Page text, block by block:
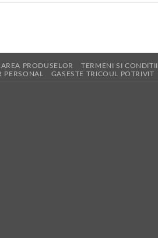
PRODUSELOR TERMENI SI CONDITII
PERSONAL
GASESTE TRICOUL POTRIVIT